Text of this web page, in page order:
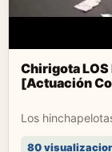
Chirigota LOS
[Actuación
Los
80